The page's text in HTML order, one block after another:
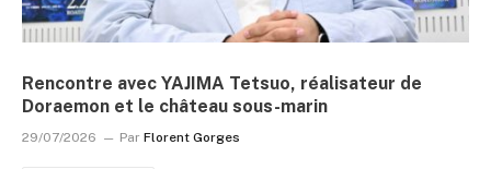
Rencontre avec YAJIMA Tetsuo, réalisateur de
Doraemon et le château sous-marin
29/07/2026 Par Florent Gorges